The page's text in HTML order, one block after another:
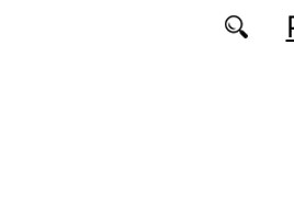
Перейти к основному